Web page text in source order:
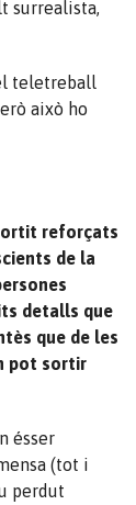
surrealista,
teletreball
això ho
reforçats
de la
detalls que
que de les
pot sortir
ésser
(tot i
perdut